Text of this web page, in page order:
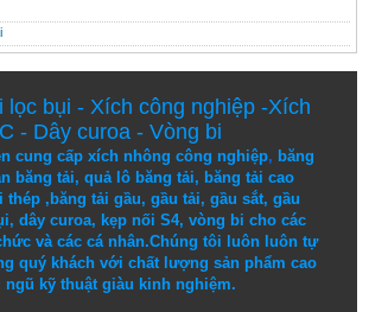
lọc bụi - Xích công nghiệp-Xích
- Dây curoa- Vòng bi
cung cấp xích nhông công nghiệp, băng
băng tải,quả lô băng tải, băng tải cao
thép, băng tải gầu, gầu tải, gầu sắt, gầu
, dây curoa, kẹp nối S4, vòng bi cho các
và các cá nhân.Chúng tôi luôn luôn tự
quý khách với chất lượng sảnphẩm cao
kỹ thuậtgiàu kinh nghiệm.